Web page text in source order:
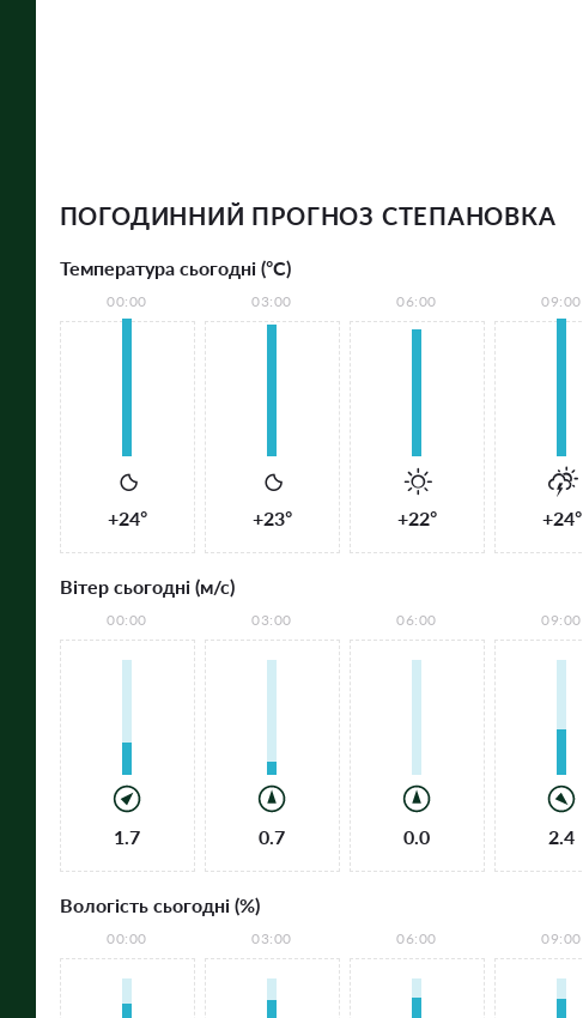
ПОГОДИННИЙ ПРОГНОЗ СТЕПАНОВКА
Температура сьогодні (°С)
00:00
+24°
03:00
+23°
06:00
+22°
09:00
+24°
Вітер сьогодні (м/с)
00:00
1.7
03:00
0.7
06:00
0.0
09:00
2.4
Вологість сьогодні (%)
00:00 03:00 06:00 09:00